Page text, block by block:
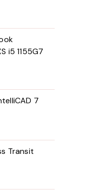
i5 1155G7
7
Transit